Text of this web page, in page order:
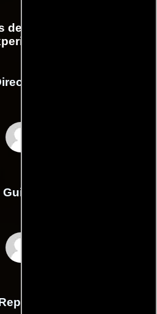
la película Su primera
Guión